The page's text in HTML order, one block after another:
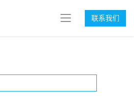
联系我们